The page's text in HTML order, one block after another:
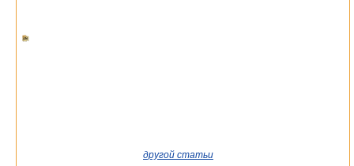
другой статьи